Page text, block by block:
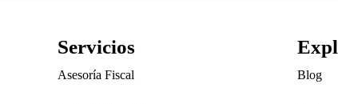
Servicios
Asesoría Fiscal Blog